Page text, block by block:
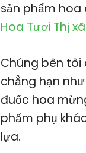
sản phẩm
Hoa Tươi Thị
Chúng bên tôi
chẳng hạn
đuốc hoa
phẩm phụ
lựa.